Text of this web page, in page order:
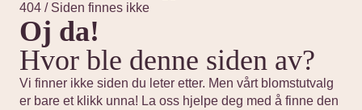
404 / Siden finnes ikke
Oj da!
Hvor ble denne siden av?
Vi finner ikke siden du leter etter. Men vårt blomstutvalg
er bare et klikk unna! La oss hjelpe deg med å finne den